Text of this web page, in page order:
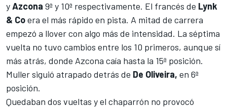
yAzcona 9ª y 10ª respectivamente. El francés de Lynk
& Coera el más rápido en pista. A mitad de carrera
empezó a llover con algo más de intensidad. La séptima
vuelta no tuvo cambios entre los 10 primeros, aunque sí
más atrás, donde Azcona caía hasta la 15ª posición.
Muller siguió atrapado detrás de De Oliveira, en 6ª
posición.
Quedaban dos vueltas y el chaparrón no provocó